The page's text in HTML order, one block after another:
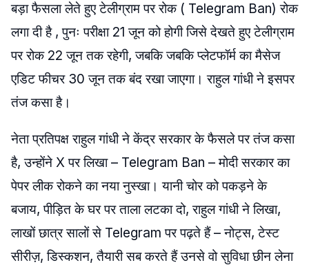
बड़ा फैसला लेते हुए टेलीग्राम पर रोक ( Telegram Ban) रोक
लगा दी है , पुनः परीक्षा 21 जून को होगी जिसे देखते हुए टेलीग्राम
पर रोक 22 जून तक रहेगी, जबकि जबकि प्लेटफॉर्म का मैसेज
एडिट फीचर 30 जून तक बंद रखा जाएगा। राहुल गांधी ने इसपर
तंज कसा है।
नेता प्रतिपक्ष राहुल गांधी ने केंद्र सरकार के फैसले पर तंज कसा
है, उन्होंने X पर लिखा – Telegram Ban – मोदी सरकार का
पेपर लीक रोकने का नया नुस्खा। यानी चोर को पकड़ने के
बजाय, पीड़ित के घर पर ताला लटका दो, राहुल गांधी ने लिखा,
लाखों छात्र सालों से Telegram पर पढ़ते हैं – नोट्स, टेस्ट
सीरीज़, डिस्कशन, तैयारी सब करते हैं उनसे वो सुविधा छीन लेना